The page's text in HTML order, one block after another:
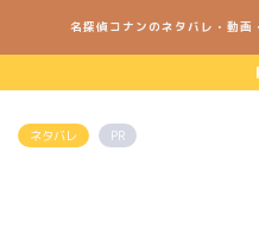
名探偵コナンのネタバレ・動画
ネタバレ PR